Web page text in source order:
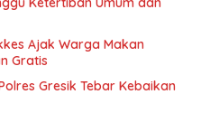
Ajak Warga Makan
Gratis
Gresik Tebar Kebaikan